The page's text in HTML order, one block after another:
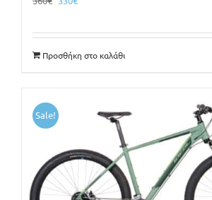
360€.είναι:
330€.
Προσθήκη στο καλάθι
Sale!